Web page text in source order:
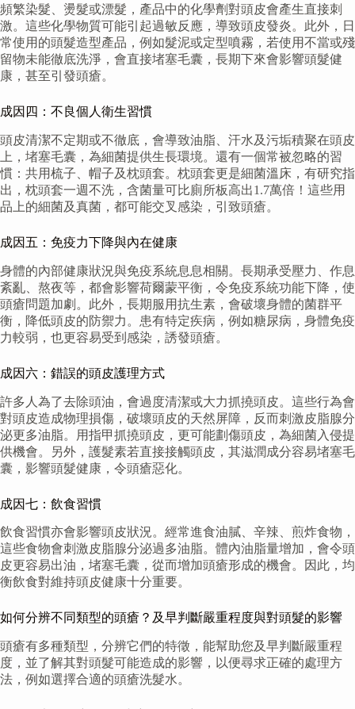
頻繁染髮、燙髮或漂髮，產品中的化學劑對頭皮會產生直接刺
激。這些化學物質可能引起過敏反應，導致頭皮發炎。此外，日
常使用的頭髮造型產品，例如髮泥或定型噴霧，若使用不當或殘
留物未能徹底洗淨，會直接堵塞毛囊，長期下來會影響頭髮健
康，甚至引發頭瘡。
成因四：不良個人衛生習慣
頭皮清潔不定期或不徹底，會導致油脂、汗水及污垢積聚在頭皮
上，堵塞毛囊，為細菌提供生長環境。還有一個常被忽略的習
慣：共用梳子、帽子及枕頭套。枕頭套更是細菌溫床，有研究指
出，枕頭套一週不洗，含菌量可比廁所板高出1.7萬倍！這些用
品上的細菌及真菌，都可能交叉感染，引致頭瘡。
成因五：免疫力下降與內在健康
身體的內部健康狀況與免疫系統息息相關。長期承受壓力、作息
紊亂、熬夜等，都會影響荷爾蒙平衡，令免疫系統功能下降，使
頭瘡問題加劇。此外，長期服用抗生素，會破壞身體的菌群平
衡，降低頭皮的防禦力。患有特定疾病，例如糖尿病，身體免疫
力較弱，也更容易受到感染，誘發頭瘡。
成因六：錯誤的頭皮護理方式
許多人為了去除頭油，會過度清潔或大力抓撓頭皮。這些行為會
對頭皮造成物理損傷，破壞頭皮的天然屏障，反而刺激皮脂腺分
泌更多油脂。用指甲抓撓頭皮，更可能劃傷頭皮，為細菌入侵提
供機會。另外，護髮素若直接接觸頭皮，其滋潤成分容易堵塞毛
囊，影響頭髮健康，令頭瘡惡化。
成因七：飲食習慣
飲食習慣亦會影響頭皮狀況。經常進食油膩、辛辣、煎炸食物，
這些食物會刺激皮脂腺分泌過多油脂。體內油脂量增加，會令頭
皮更容易出油，堵塞毛囊，從而增加頭瘡形成的機會。因此，均
衡飲食對維持頭皮健康十分重要。
如何分辨不同類型的頭瘡？及早判斷嚴重程度與對頭髮的影響
頭瘡有多種類型，分辨它們的特徵，能幫助您及早判斷嚴重程
度，並了解其對頭髮可能造成的影響，以便尋求正確的處理方
法，例如選擇合適的頭瘡洗髮水。